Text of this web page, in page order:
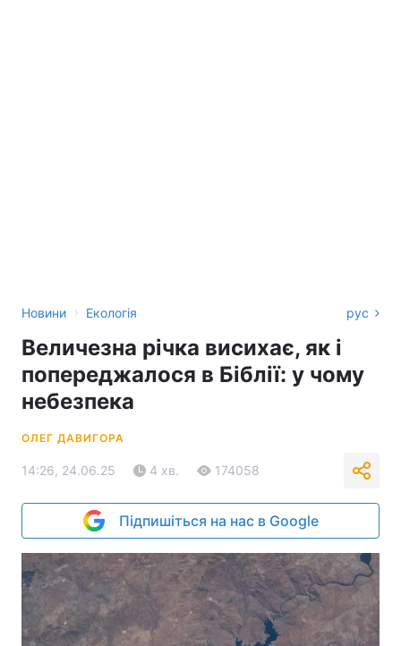
Новини › Екологія рус
Величезна річка висихає, як і
попереджалося в Біблії: у чому
небезпека
ОЛЕГ ДАВИГОРА
14:26, 24.06.25 4 хв. 174058
Підпишіться на нас в Google